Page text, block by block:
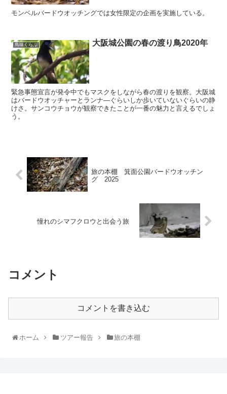
モンベルバードウオッチングでは女性限定の企画を実施している。
鳥味くらぶ 大阪城公園の春の渡り鳥2020年
緊急事態宣言が発令中でもマスクをしながら春の渡りを観察。大阪城
はバードウオッチャーとランナ―ぐらいしか歩いていないぐらいの静
けさ。サンコウチョウが観察できたことが一番の魅力と言えるでしょ
う。
旅の本棚 箕面公園バードウオッチン
グ 2025
憧れのシマフクロウと出会う旅
コメント
コメントを書き込む
ホーム ツアー報告 旅の本棚